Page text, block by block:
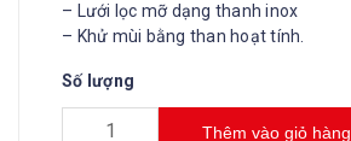
– Lưới lọc mỡ dạng thanh inox
– Khử mùi bằng than hoạt tính.
Số lượng
Thêm vào giỏ hàng